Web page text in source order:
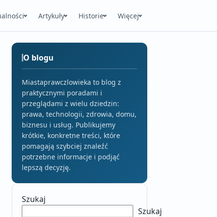
Artykuły Historie Więcej
O blogu
Miastaprawczlowieka to blog z
praktycznymi poradami i
przeglądami z wielu dziedzin:
prawa, technologii, zdrowia, domu,
biznesu i usług. Publikujemy
krótkie, konkretne treści, które
pomagają szybciej znaleźć
potrzebne informacje i podjąć
lepszą decyzję.
Szukaj
Szukaj